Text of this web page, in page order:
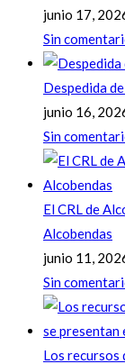
junio 17,
Sin
Despedida
junio 16,
Sin
El CRL de
Alcobendas
junio 11,
Sin
Los recursos